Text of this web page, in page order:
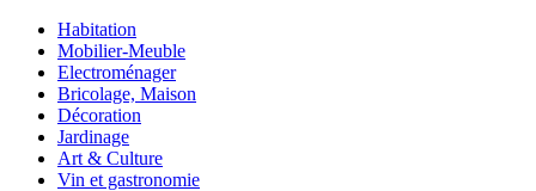
Habitation
Mobilier-Meuble
Electroménager
Bricolage, Maison
Décoration
Jardinage
Art & Culture
Vin et gastronomie